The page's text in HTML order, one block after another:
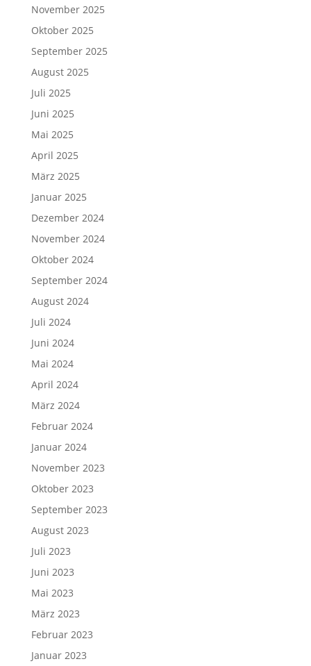
November 2025
Oktober 2025
September 2025
August 2025
Juli 2025
Juni 2025
Mai 2025
April 2025
März 2025
Januar 2025
Dezember 2024
November 2024
Oktober 2024
September 2024
August 2024
Juli 2024
Juni 2024
Mai 2024
April 2024
März 2024
Februar 2024
Januar 2024
November 2023
Oktober 2023
September 2023
August 2023
Juli 2023
Juni 2023
Mai 2023
März 2023
Februar 2023
Januar 2023